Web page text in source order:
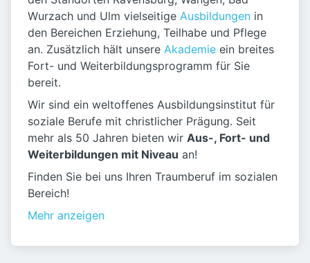
Wurzach und Ulm vielseitige Ausbildungen in
den Bereichen Erziehung, Teilhabe und Pflege
an. Zusätzlich hält unsere Akademie ein breites
Fort- und Weiterbildungsprogramm für Sie
bereit.
Wir sind ein weltoffenes Ausbildungsinstitut für
soziale Berufe mit christlicher Prägung. Seit
mehr als 50 Jahren bieten wir Aus-, Fort- und
Weiterbildungen mit Niveau an!
Finden Sie bei uns Ihren Traumberuf im sozialen
Bereich!
Mehr anzeigen